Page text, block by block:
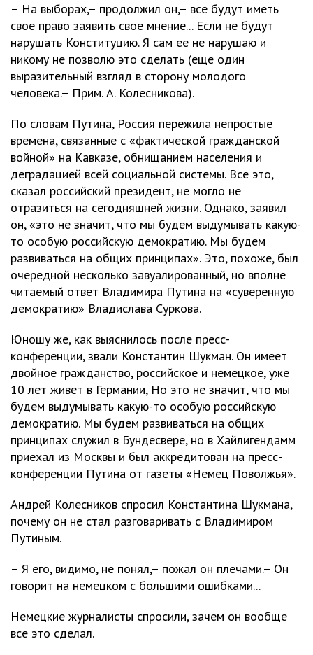
– На выборах,– продолжил он,– все будут иметь
свое право заявить свое мнение... Если не будут
нарушать Конституцию. Я сам ее не нарушаю и
никому не позволю это сделать (еще один
выразительный взгляд в сторону молодого
человека.– Прим. А. Колесникова).
По словам Путина, Россия пережила непростые
времена, связанные с «фактической гражданской
войной» на Кавказе, обнищанием населения и
деградацией всей социальной системы. Все это,
сказал российский президент, не могло не
отразиться на сегодняшней жизни. Однако, заявил
он, «это не значит, что мы будем выдумывать какую-
то особую российскую демократию. Мы будем
развиваться на общих принципах». Это, похоже, был
очередной несколько завуалированный, но вполне
читаемый ответ Владимира Путина на «суверенную
демократию» Владислава Суркова.
Юношу же, как выяснилось после пресс-
конференции, звали Константин Шукман. Он имеет
двойное гражданство, российское и немецкое, уже
10 лет живет в Германии, Но это не значит, что мы
будем выдумывать какую-то особую российскую
демократию. Мы будем развиваться на общих
принципах служил в Бундесвере, но в Хайлигендамм
приехал из Москвы и был аккредитован на пресс-
конференции Путина от газеты «Немец Поволжья».
Андрей Колесников спросил Константина Шукмана,
почему он не стал разговаривать с Владимиром
Путиным.
– Я его, видимо, не понял,– пожал он плечами.– Он
говорит на немецком с большими ошибками...
Немецкие журналисты спросили, зачем он вообще
все это сделал.